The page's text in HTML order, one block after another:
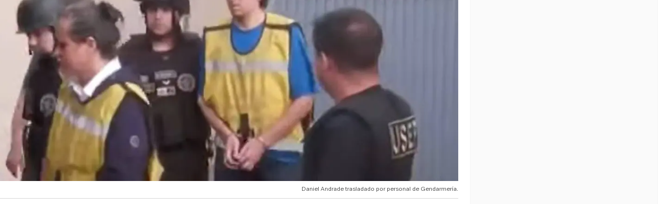
Daniel Andrade trasladado por personal de Gendarmería.